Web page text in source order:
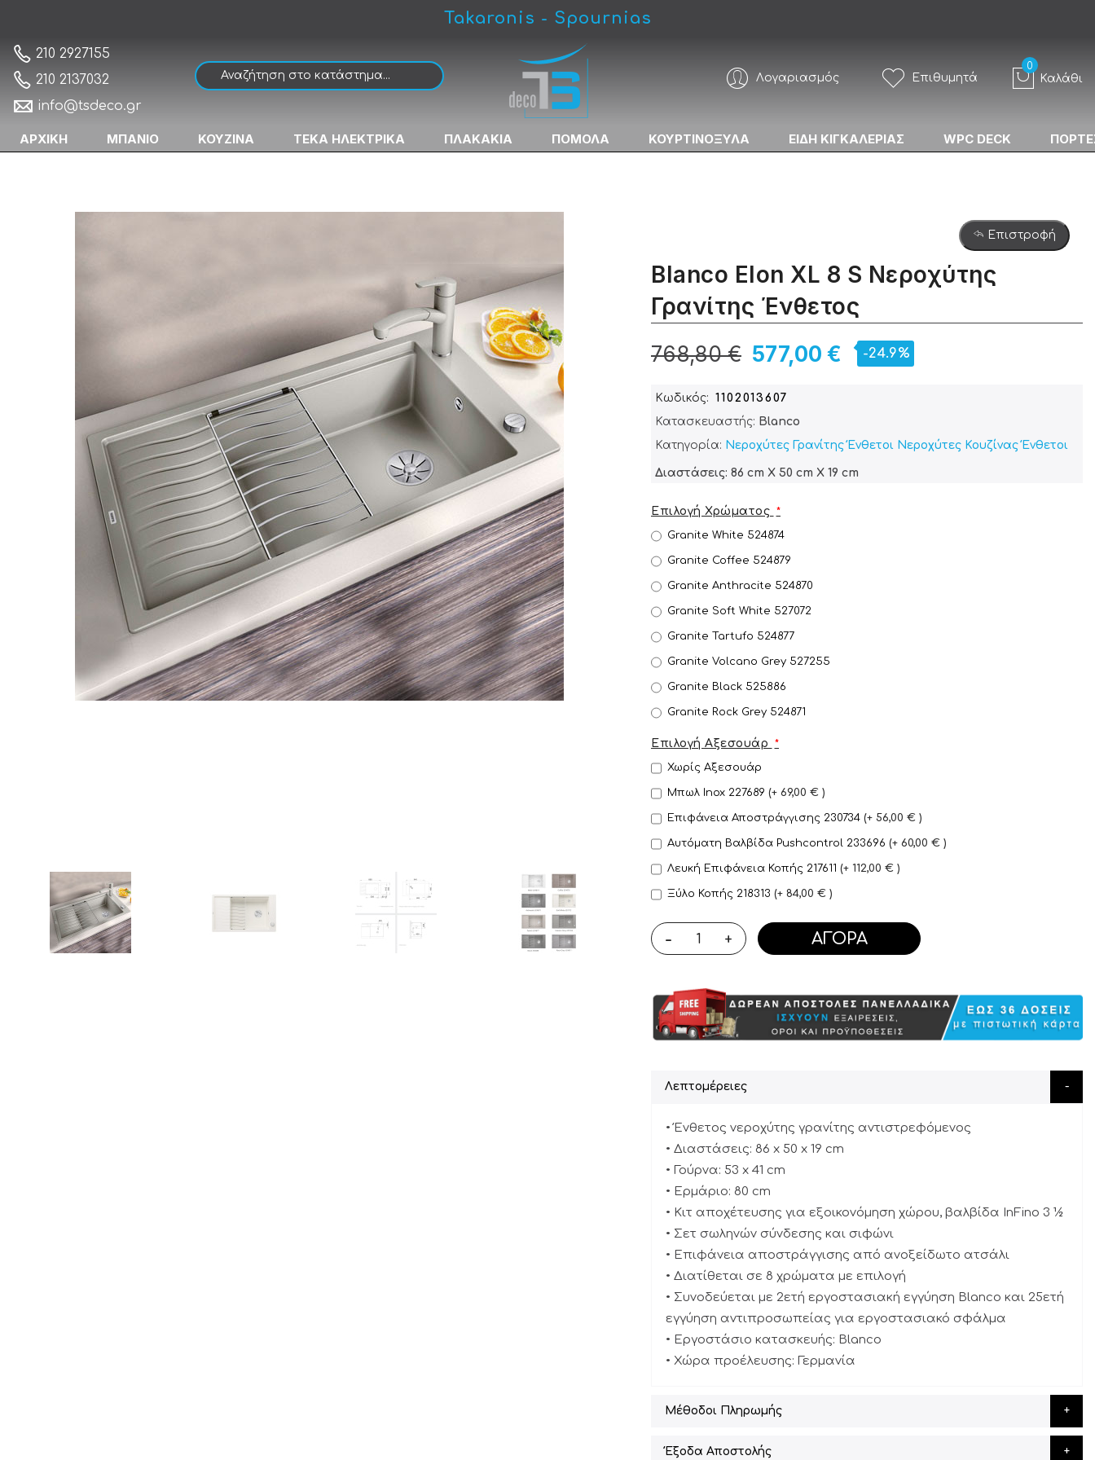
Takaronis - Spournias
210 2927155
210 2137032
info@tsdeco.gr
Λογαριασμός Επιθυμητά Καλάθι
ΑΡΧΙΚΗ ΜΠΑΝΙΟ ΚΟΥΖΙΝΑ ΤΕΚΑ ΗΛΕΚΤΡΙΚΑ ΠΛΑΚΑΚΙΑ ΠΟΜΟΛΑ ΚΟΥΡΤΙΝΟΞΥΛΑ ΕΙΔΗ ΚΙΓΚΑΛΕΡΙΑΣ WPC DECK
Επιστροφή
Blanco Elon XL 8 S Νεροχύτης
Γρανίτης Ένθετος
577,00 €
768,80 € -24.9%
Κωδικός
1102013607
Κατασκευαστής: Blanco
Κατηγορία: Νεροχύτες Γρανίτης Ένθετοι Νεροχύτες Κουζίνας Ένθετοι
Διαστάσεις: 86 cm X 50 cm X 19 cm
Επιλογή Χρώματος
Granite White 524874
Granite Coffee 524879
Granite Anthracite 524870
Granite Soft White 527072
Granite Tartufo 524877
Granite Volcano Grey 527255
Granite Black 525886
Granite Rock Grey 524871
Επιλογή Αξεσουάρ
Χωρίς Αξεσουάρ
Μπωλ Inox 227689 + 69,00 €
Επιφάνεια Αποστράγγισης 230734 + 56,00 €
Αυτόματη Βαλβίδα Pushcontrol 233696 + 60,00 €
Λευκή Επιφάνεια Κοπής 217611 + 112,00 €
Ξύλο Κοπής 218313 + 84,00 €
- + ΑΓΟΡΆ
Λεπτομέρειες
• Ένθετος νεροχύτης γρανίτης αντιστρεφόμενος
• Διαστάσεις: 86 x 50 x 19 cm
• Γούρνα: 53 x 41 cm
• Ερμάριο: 80 cm
• Κιτ αποχέτευσης για εξοικονόμηση χώρου, βαλβίδα InFino 3 ½
• Σετ σωληνών σύνδεσης και σιφώνι
• Επιφάνεια αποστράγγισης από ανοξείδωτο ατσάλι
• Διατίθεται σε 8 χρώματα με επιλογή
• Συνοδεύεται με 2ετή εργοστασιακή εγγύηση Blanco και 25ετή
εγγύηση αντιπροσωπείας για εργοστασιακό σφάλμα
• Εργοστάσιο κατασκευής: Blanco
• Χώρα προέλευσης: Γερμανία
Μέθοδοι Πληρωμής
Έξοδα Αποστολής